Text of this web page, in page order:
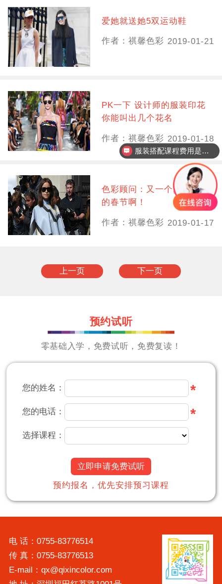
爱她就送她5双运动鞋
作者：祺馨色彩 2019-01-21
PK一下 设计师的服装印花
你能叫出几个花名
作者：祺馨色彩 2019-01-18
色彩顾问：又一个步步惊心
的春节啊！
作者：祺馨色彩 2019-01-17
上一页 下一页
预约试听
零基础入学，免费试听，免费复读！
您的姓名： *
您的电话： *
选择课程：
立即申请免费试听
预约报名，优先安排预习课程
电 话：0755-83776514
传 真：0755-83776513
E-mail：qx@qixincolor.com
服装搭配课程费用是多少？